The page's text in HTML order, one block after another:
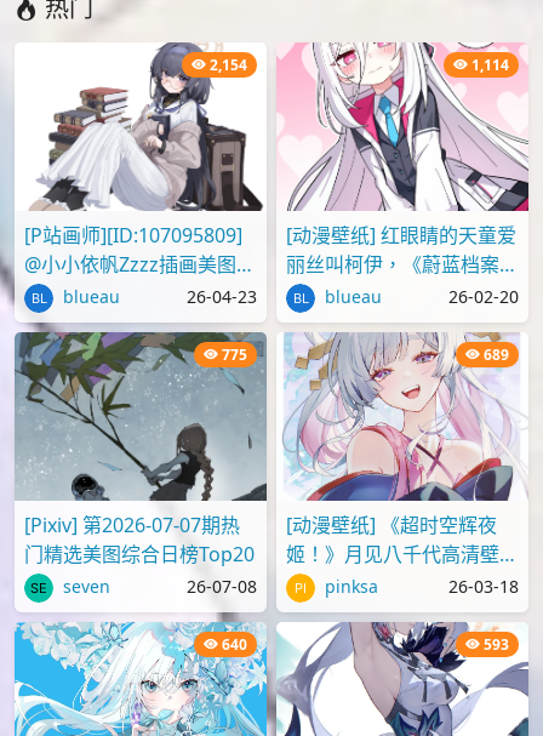
热门
2,154
[P站画师][ID:107095809]
@小小依帆Zzzz插画美图作
品推荐blueau 26-04-23
1,114
[动漫壁纸] 红眼睛的天童爱
丽丝叫柯伊，《蔚蓝档案》
壁纸图片分享
blueau 26-02-20
[Pixiv] 第2026-07-07期热
门精选美图综合日榜Top20
seven 26-07-08
689
[动漫壁纸] 《超时空辉夜
姬！》月见八千代高清壁纸
图片pinksa 26-03-18
640